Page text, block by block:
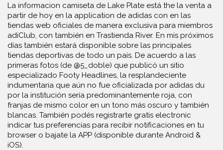
La informacion camiseta de Lake Plate está the la venta a
partir de hoy en la application de adidas con en las
tiendas web oficiales de manera exclusiva para miembros
adiClub, con también en Trastienda River. En mis próximos
días también estará disponible sobre las principales
tiendas deportivas de todo un país. De acuerdo a las
primeras fotos (de @5_doble) que publicó un sitio
especializado Footy Headlines, la resplandeciente
indumentaria que aún no fue oficializada por adidas du
por la institución sería predominantemente roja, con
franjas de mismo color en un tono más oscuro y también
blancas. También podés registrarte gratis electronic
indicar tus preferencias para recibir notificaciones en tu
browser o bajate la APP (disponible durante Android &
iOS).